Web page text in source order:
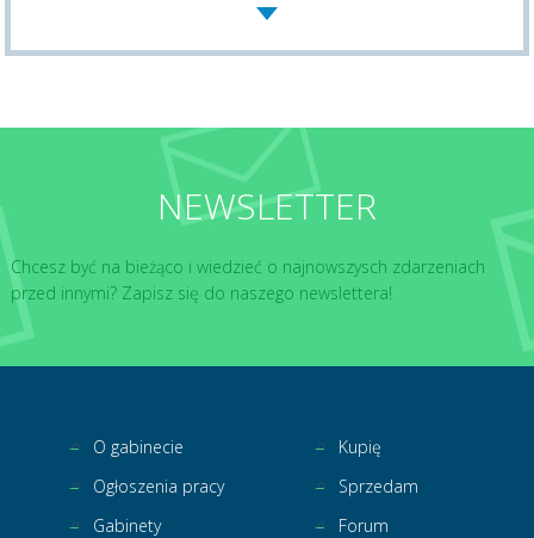
NEWSLETTER
Chcesz być na bieżąco i wiedzieć o najnowszysch zdarzeniach
przed innymi? Zapisz się do naszego newslettera!
O gabinecie
Ogłoszenia pracy
Gabinety
Kupię
Sprzedam
Forum